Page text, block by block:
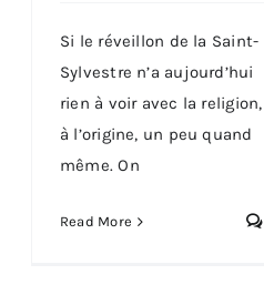
Si le réveillon de la Saint-
Sylvestre n’a aujourd’hui
rien à voir avec la religion,
à l’origine, un peu quand
même. On
Read More